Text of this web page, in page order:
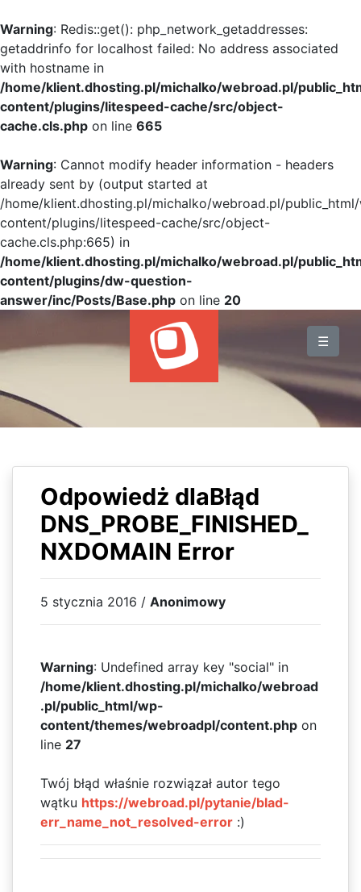
Warning: Redis::get(): php_network_getaddresses:
getaddrinfo for localhost failed: No address associated
with hostname in
/home/klient.dhosting.pl/michalko/webroad.pl/
content/plugins/litespeed-cache/src/object-
cache.cls.php on line 665
Warning: Cannot modify header information - headers
already sent by (output started at
/home/klient.dhosting.pl/michalko/webroad.pl/
content/plugins/litespeed-cache/src/object-
cache.cls.php:665) in
/home/klient.dhosting.pl/michalko/webroad.pl/
content/plugins/dw-question-
answer/inc/Posts/Base.php on line 20
☰
BLOG
WYDARZENIA
HOSTING
Odpowiedż dlaBłąd
DNS_PROBE_FINISHED_
NXDOMAIN Error
5 stycznia 2016 / Anonimowy
Warning: Undefined array key "social" in
/home/klient.dhosting.pl/michalko/webroad
.pl/public_html/wp-
content/themes/webroadpl/content.phpon
line 27
Twój błąd właśnie rozwiązał autor tego
wątku https://webroad.pl/pytanie/blad-
err_name_not_resolved-error:)